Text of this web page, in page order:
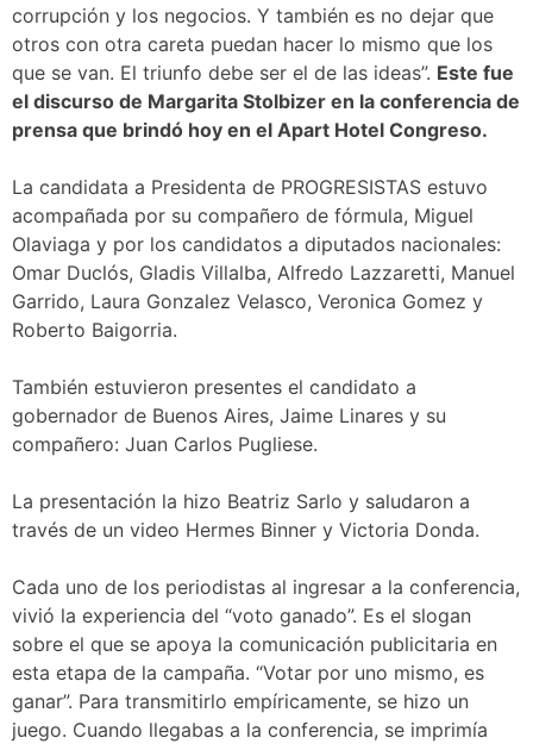
corrupción y los negocios. Y también es no dejar que
otros con otra careta puedan hacer lo mismo que los
que se van. El triunfo debe ser el de las ideas”. Este fue
el discurso de Margarita Stolbizer en la conferencia de
prensa que brindó hoy en el Apart Hotel Congreso.
La candidata a Presidenta de PROGRESISTAS estuvo
acompañada por su compañero de fórmula, Miguel
Olaviaga y por los candidatos a diputados nacionales:
Omar Duclós, Gladis Villalba, Alfredo Lazzaretti, Manuel
Garrido, Laura Gonzalez Velasco, Veronica Gomez y
Roberto Baigorria.
También estuvieron presentes el candidato a
gobernador de Buenos Aires, Jaime Linares y su
compañero: Juan Carlos Pugliese.
La presentación la hizo Beatriz Sarlo y saludaron a
través de un video Hermes Binner y Victoria Donda.
Cada uno de los periodistas al ingresar a la conferencia,
vivió la experiencia del “voto ganado”. Es el slogan
sobre el que se apoya la comunicación publicitaria en
esta etapa de la campaña. “Votar por uno mismo, es
ganar”. Para transmitirlo empíricamente, se hizo un
juego. Cuando llegabas a la conferencia, se imprimía